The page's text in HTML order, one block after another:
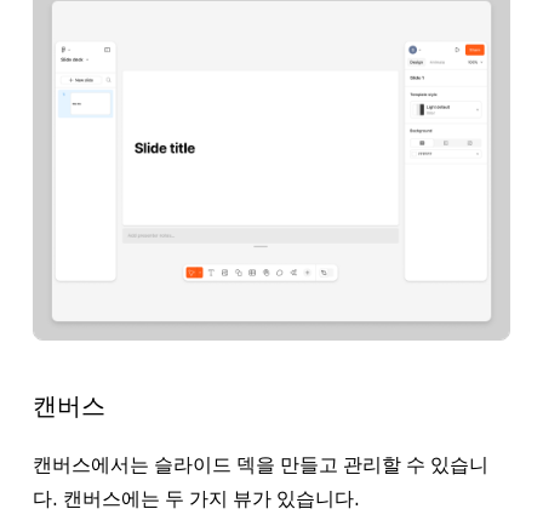
캔버스
캔버스에서는 슬라이드 덱을 만들고 관리할 수 있습니
다. 캔버스에는 두 가지 뷰가 있습니다.